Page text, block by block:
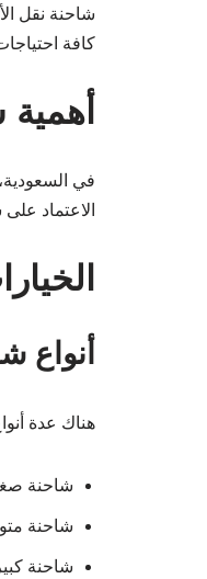
شاحنة نقل
كافة
في
الاعتماد
أنواع
هناك عدة
شاحنة
شاحنة
شاحنة